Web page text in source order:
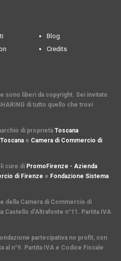
Blog
Credits
sono liberi da copyright. Sei invitato
di tutto quello che trovi
di proprietà Toscana
e Camera di Commercio di
cure di PromoFirenze - Azienda
di Firenze e Fondazione Sistema
della Camera di Commercio di
Castello d'Altrafonte n°11. Partita IVA
partecipativa no profit, con
al n°9. Partita IVA e Codice Fiscale